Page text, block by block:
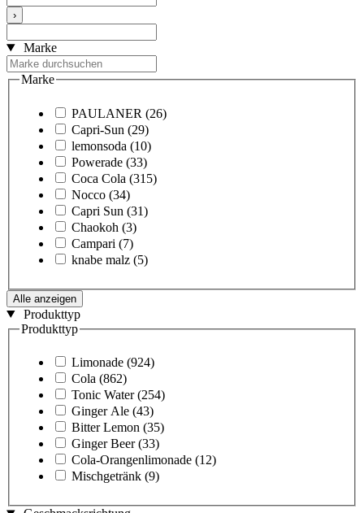
›
Marke
Marke
PAULANER (26)
Capri-Sun (29)
lemonsoda (10)
Powerade (33)
Coca Cola (315)
Nocco (34)
Capri Sun (31)
Chaokoh (3)
Campari (7)
knabe malz (5)
Alle anzeigen
Produkttyp
Produkttyp
Limonade (924)
Cola (862)
Tonic Water (254)
Ginger Ale (43)
Bitter Lemon (35)
Ginger Beer (33)
Cola-Orangenlimonade (12)
Mischgetränk (9)